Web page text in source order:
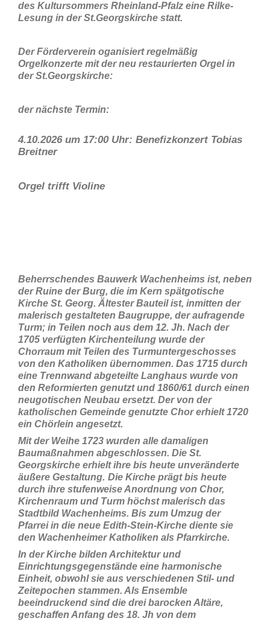
des Kultursommers Rheinland-Pfalz eine Rilke-
Lesung in der St.Georgskirche statt.
Der Förderverein oganisiert regelmäßig
Orgelkonzerte mit der neu restaurierten Orgel in
der St.Georgskirche:
der nächste Termin:
4.10.2026 um 17:00 Uhr: Benefizkonzert Tobias
Breitner
Orgel trifft Violine
Beherrschendes Bauwerk Wachenheims ist, neben
der Ruine der Burg, die im Kern spätgotische
Kirche St. Georg. Ältester Bauteil ist, inmitten der
malerisch gestalteten Baugruppe, der aufragende
Turm; in Teilen noch aus dem 12. Jh. Nach der
1705 verfügten Kirchenteilung wurde der
Chorraum mit Teilen des Turmuntergeschosses
von den Katholiken übernommen. Das 1715 durch
eine Trennwand abgeteilte Langhaus wurde von
den Reformierten genutzt und 1860/61 durch einen
neugotischen Neubau ersetzt. Der von der
katholischen Gemeinde genutzte Chor erhielt 1720
ein Chörlein angesetzt.
Mit der Weihe 1723 wurden alle damaligen
Baumaßnahmen abgeschlossen. Die St.
Georgskirche erhielt ihre bis heute unveränderte
äußere Gestaltung. Die Kirche prägt bis heute
durch ihre stufenweise Anordnung von Chor,
Kirchenraum und Turm höchst malerisch das
Stadtbild Wachenheims. Bis zum Umzug der
Pfarrei in die neue Edith-Stein-Kirche diente sie
den Wachenheimer Katholiken als Pfarrkirche.
In der Kirche bilden Architektur und
Einrichtungsgegenstände eine harmonische
Einheit, obwohl sie aus verschiedenen Stil- und
Zeitepochen stammen. Als Ensemble
beeindruckend sind die drei barocken Altäre,
geschaffen Anfang des 18. Jh von dem